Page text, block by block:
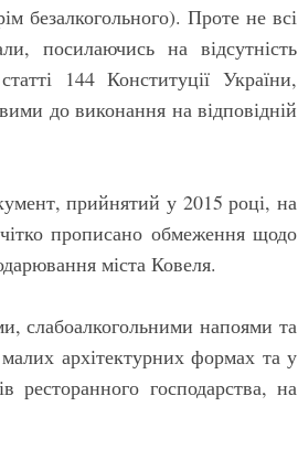
безалкогольного). Проте не всі
посилаючись на відсутність
144 Конституції України,
до виконання на відповідній
прийнятий у 2015 році, на
прописано обмеження щодо
міста Ковеля.
слабоалкогольними напоями та
архітектурних формах та у
ресторанного господарства, на